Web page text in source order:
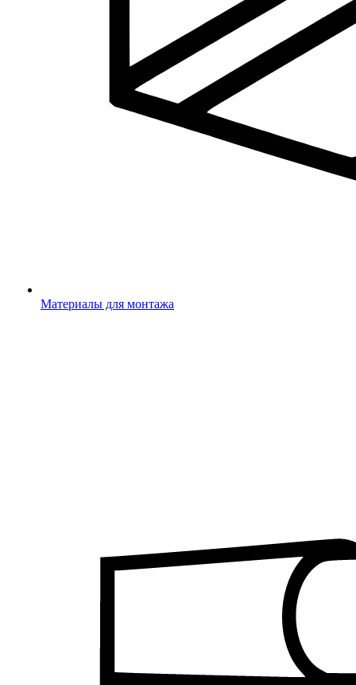
Материалы для монтажа